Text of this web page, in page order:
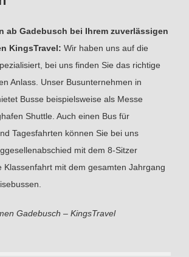
ab Gadebusch bei Ihrem zuverlässigen
KingsTravel: Wir haben uns auf die
bei uns finden Sie das richtige
Anlass. Unser Busunternehmen in
Busse beispielsweise als Messe
Shuttle. Auch einen Bus für
Tagesfahrten können Sie bei uns
mit dem 8-Sitzer
Klassenfahrt mit dem gesamten Jahrgang
Gadebusch – KingsTravel